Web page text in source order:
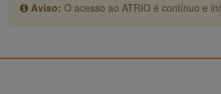
Aviso: O acesso ao ATRIO é contínuo e